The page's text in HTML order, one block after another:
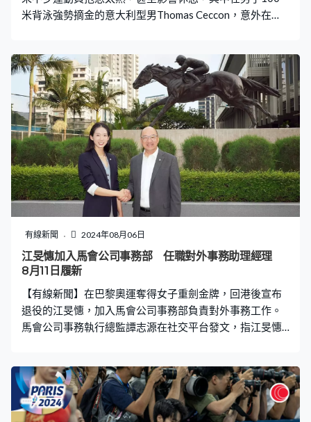
米背泳強勢摘金的意大利型男Thomas Ceccon，意外在
受高溫噪音所苦 坦言因太累出局 據外國傳媒報道，沙地
阿拉伯賽艇選手Husein Alireza本月3日在IG上傳限時動
態，可見Ceccon側躺在選手村公園長椅邊的草地上熟睡，
鋪在草地上的是一條白色毛巾。Ceccon看似十分安詳，感
覺可以充分獲得休息。因英俊臉蛋與精壯「人魚線」狂吸
粉絲的Ceccon，因為上述午睡逗趣的畫面，引發網民熱
議。 他早前受訪時曾坦言「很失望沒能進入（200米背
泳）決賽，但我太累了，晚上跟下午都很難入睡。在家時
我都會在下午睡覺，但在這裡飽受高溫和噪音所苦」，又
抱怨選手村住宿條件差勁，「裡面沒有冷氣，天氣很熱，
食物也很糟」、「很多選手因此搬出選手村，這不是藉
口，這是眾所皆知的事實」。 睡美人火速走紅 每次比賽
都準備睡袋 今屆「瞓出名」的還有22歲烏克蘭女子跳高選
有線新聞 2024年08月06日
江旻憓加入馬會公司事務部 任職對外事務助理經理
8月11日履新
【有線新聞】在巴黎奧運奪得女子重劍金牌，回港後宣布
退役的江旻憓，加入馬會公司事務部負責對外事務工作。
馬會公司事務執行總監譚志源在社交平台發文，指江旻憓
持份者聯繫的工作。譚志源說，江旻憓渴望貢獻社會的心
與馬會的理念一致，相信她會在馬會盡展所長。